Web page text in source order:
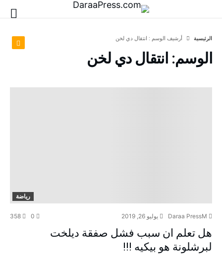
‫الرئيسية‬ ‫أرشيف الوسم :‬ انتقال دي لخن
الوسم: انتقال دي لخن
رياضة
يوليو 26, 2019 358
هل تعلم ان سبب فشل صفقة ديلخت
لبرشلونة هو بيكيه !!!